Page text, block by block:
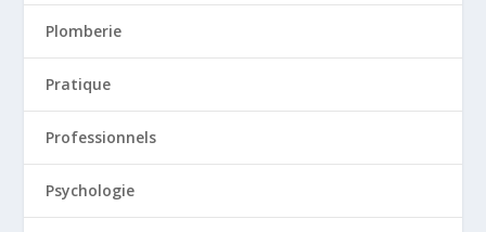
Plomberie
Pratique
Professionnels
Psychologie